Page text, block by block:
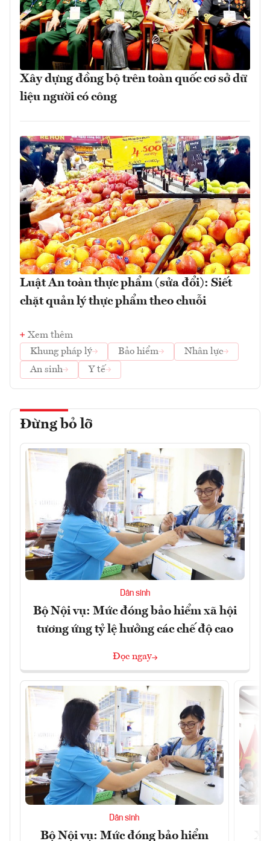
Xây dựng đồng bộ trên toàn quốc cơ sở dữ
liệu người có công
Luật An toàn thực phẩm (sửa đổi): Siết
chặt quản lý thực phẩm theo chuỗi
Xem thêm
Khung pháp lý
Bảo hiểm
Nhân lực
An sinh
Y tế
Đừng bỏ lỡ
Dân sinh
Bộ Nội vụ: Mức đóng bảo hiểm xã hội
tương ứng tỷ lệ hưởng các chế độ cao
Đọc ngay
Dân sinh
Bộ Nội vụ: Mức đóng bảo hiểm